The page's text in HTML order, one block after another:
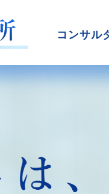
コンサル